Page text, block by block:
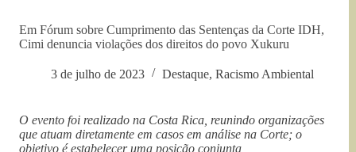
Em Fórum sobre Cumprimento das Sentenças da Corte IDH,
Cimi denuncia violações dos direitos do povo Xukuru
3 de julho de 2023 Destaque, Racismo Ambiental
O evento foi realizado na Costa Rica, reunindo organizações
que atuam diretamente em casos em análise na Corte; o
objetivo é estabelecer uma posição conjunta